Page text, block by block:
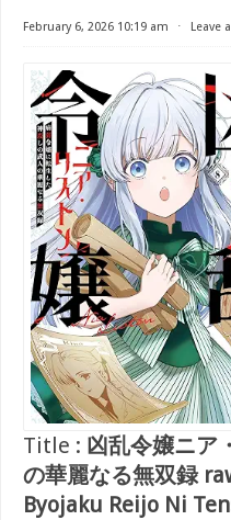
February 6, 2026 10:19 am ⋅ Leave
Title : 凶乱令嬢ニア
の華麗なる無双録
Byojaku Reijo Ni